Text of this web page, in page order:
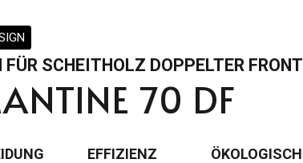
SCHEITHOLZ DOPPELTER FRONT
70 DF
EFFIZIENZ ÖKOLOGISCH